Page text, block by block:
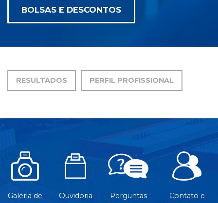
BOLSAS E DESCONTOS
RESULTADOS PERFIL PROFISSIONAL
Galeria de
Ouvidoria
Perguntas
Contato e